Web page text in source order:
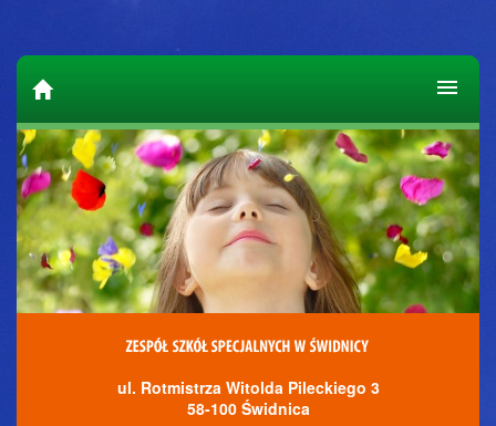
ul. Rotmistrza Witolda Pileckiego 3
58-100 Świdnica